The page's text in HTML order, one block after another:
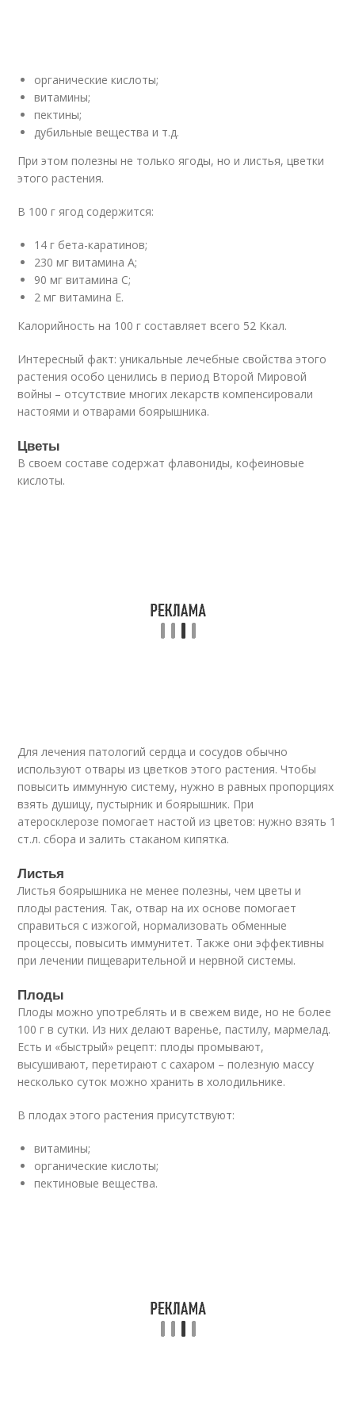
органические кислоты;
витамины;
пектины;
дубильные вещества и т.д.
При этом полезны не только ягоды, но и листья, цветки
этого растения.
В 100 г ягод содержится:
14 г бета-каратинов;
230 мг витамина А;
90 мг витамина С;
2 мг витамина Е.
Калорийность на 100 г составляет всего 52 Ккал.
Интересный факт: уникальные лечебные свойства этого
растения особо ценились в период Второй Мировой
войны – отсутствие многих лекарств компенсировали
настоями и отварами боярышника.
Цветы
В своем составе содержат флавониды, кофеиновые
кислоты.
Для лечения патологий сердца и сосудов обычно
используют отвары из цветков этого растения. Чтобы
повысить иммунную систему, нужно в равных пропорциях
взять душицу, пустырник и боярышник. При
атеросклерозе помогает настой из цветов: нужно взять 1
ст.л. сбора и залить стаканом кипятка.
Листья
Листья боярышника не менее полезны, чем цветы и
плоды растения. Так, отвар на их основе помогает
справиться с изжогой, нормализовать обменные
процессы, повысить иммунитет. Также они эффективны
при лечении пищеварительной и нервной системы.
Плоды
Плоды можно употреблять и в свежем виде, но не более
100 г в сутки. Из них делают варенье, пастилу, мармелад.
Есть и «быстрый» рецепт: плоды промывают,
высушивают, перетирают с сахаром – полезную массу
несколько суток можно хранить в холодильнике.
В плодах этого растения присутствуют:
витамины;
органические кислоты;
пектиновые вещества.